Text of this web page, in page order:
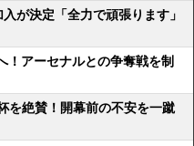
が決定「全力で頑張ります」
！アーセナルとの争奪戦を制
を絶賛！開幕前の不安を一蹴